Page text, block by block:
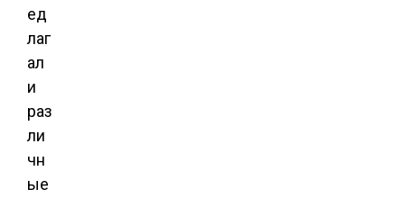
ед
лаг
ал
и
раз
ли
чн
ые